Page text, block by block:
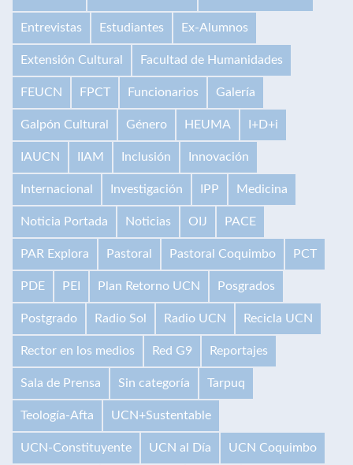
Entrevistas Estudiantes Ex-Alumnos
Extensión Cultural Facultad de Humanidades
FEUCN FPCT Funcionarios Galería
Galpón Cultural Género HEUMA I+D+i
IAUCN IIAM Inclusión Innovación
Internacional Investigación IPP Medicina
Noticia Portada Noticias OIJ PACE
PAR Explora Pastoral Pastoral Coquimbo PCT
PDE PEI Plan Retorno UCN Posgrados
Postgrado Radio Sol Radio UCN Recicla UCN
Rector en los medios Red G9 Reportajes
Sala de Prensa Sin categoría Tarpuq
Teología-Afta UCN+Sustentable
UCN-Constituyente UCN al Día UCN Coquimbo